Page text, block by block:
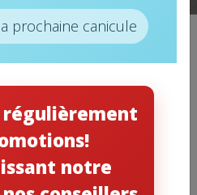
prochaine canicule
régulièrement
notre